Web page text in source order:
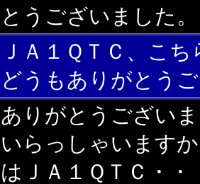
とうございました
ＪＡ１ＱＴＣ、こ
どうもありがとう
ありがとうござい
いらっしゃいます
はＪＡ１ＱＴＣ・・